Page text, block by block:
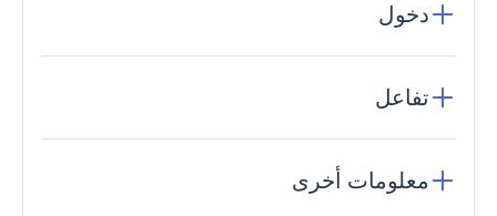
دخول
تفاعل
معلومات أخرى